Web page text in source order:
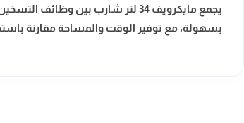
يجمع مايكرويف 34 لتر شارب بين
بسهولة، مع توفير الوقت والمساحة مقارنة